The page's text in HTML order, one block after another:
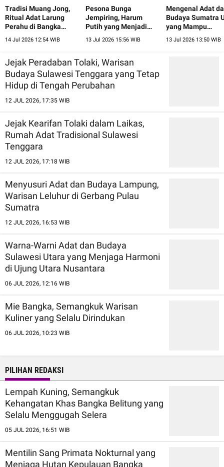
Tradisi Muang Jong,
Ritual Adat Larung
Perahu di Bangka
Belitung
14 Jul 2026 12:54 WIB
Pesona Bunga
Jempiring, Harum
Putih yang Menjadi
Lambang Keindahan
13 Jul 2026 15:56 WIB
Mengenal Adat
Budaya Sumatra
yang Mampu
Menyatukan
13 Jul 2026 13:50 WIB
Jejak Peradaban Tolaki, Warisan
Budaya Sulawesi Tenggara yang Tetap
Hidup di Tengah Perubahan
12 JUL 2026, 17:35 WIB
Jejak Kearifan Tolaki dalam Laikas,
Rumah Adat Tradisional Sulawesi
Tenggara
12 JUL 2026, 17:18 WIB
Menyusuri Adat dan Budaya Lampung,
Warisan Leluhur di Gerbang Pulau
Sumatra
12 JUL 2026, 16:53 WIB
Warna-Warni Adat dan Budaya
Sulawesi Utara yang Menjaga Harmoni
di Ujung Utara Nusantara
06 JUL 2026, 12:16 WIB
Mie Bangka, Semangkuk Warisan
Kuliner yang Selalu Dirindukan
06 JUL 2026, 10:23 WIB
PILIHAN REDAKSI
Lempah Kuning, Semangkuk
Kehangatan Khas Bangka Belitung yang
Selalu Menggugah Selera
05 JUL 2026, 16:51 WIB
Mentilin Sang Primata Nokturnal yang
Menjaga Hutan Kepulauan Bangka